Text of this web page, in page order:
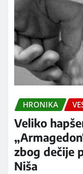
HRONIKA
Veliko
zbog dečije
Niša